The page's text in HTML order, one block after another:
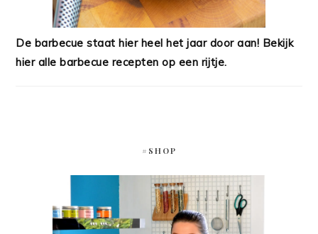
De barbecue staat hier heel het jaar door aan! Bekijk
hier alle barbecue recepten op een rijtje.
#SHOP